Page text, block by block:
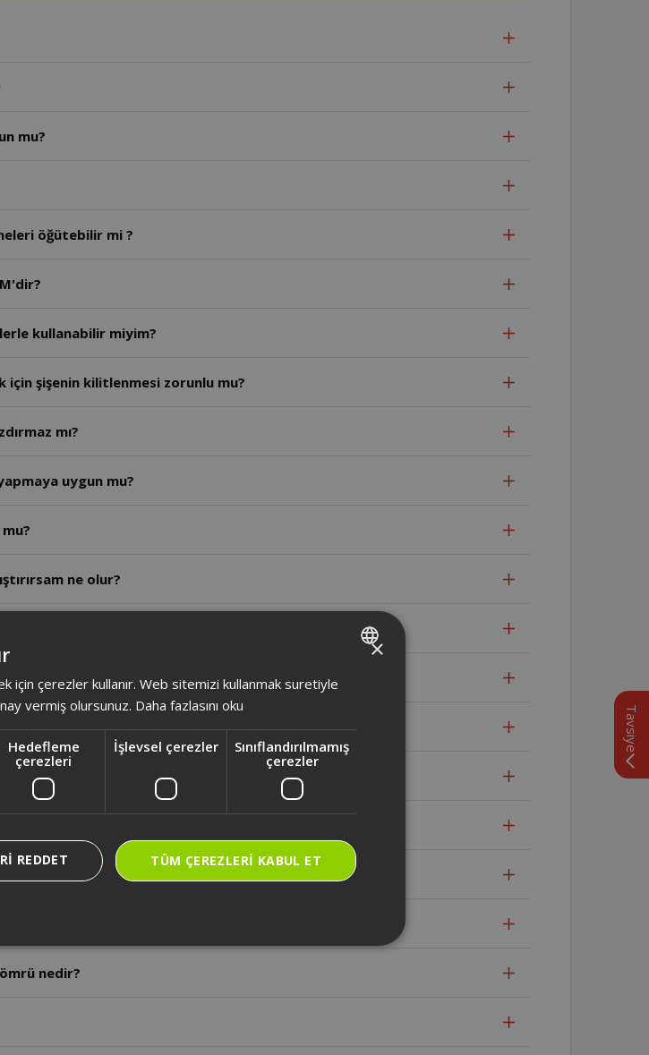
mu?
öğütebilir mi ?
kullanabilir miyim?
için şişenin kilitlenmesi zorunlu mu?
mı?
uygun mu?
ne olur?
yıkamak gerekir mi?
çalışması normal mi?
mi?
nasıl hareket etmeliyim?
mı?
koyabilir miyim?
miyim?
nedir?
Tavsiye
TURKISH
×
için çerezler kullanır. Web sitemizi kullanmak suretiyle
vermiş olursunuz. Daha fazlasını oku
Hedefleme
çerezleri
İşlevsel çerezler
Sınıflandırılmamış
çerezler
TÜM ÇEREZLERI KABUL ET
REDDET